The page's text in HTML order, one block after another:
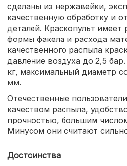
сделаны из нержавейки,
качественную обработку и
деталей. Краскопульт имеет
формы факела и расхода
качественного распыла
давление воздуха до 2,5
кг, максимальный диаметр
мм.
Отечественные
качеством распыла,
прочностью, большим
Минусом они считают
Достоинства